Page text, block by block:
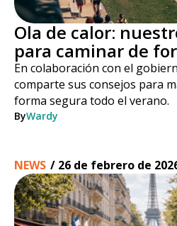
Ola de calor:
para caminar de
En colaboración con el
comparte sus consejos para
forma segura todo el verano.
ByWardy
NEWS / 26 de febrero de